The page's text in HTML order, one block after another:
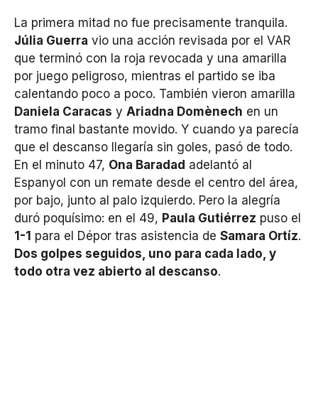
La primera mitad no fue precisamente tranquila.
Júlia Guerra vio una acción revisada por el VAR
que terminó con la roja revocada y una amarilla
por juego peligroso, mientras el partido se iba
calentando poco a poco. También vieron amarilla
Daniela Caracas y Ariadna Domènech en un
tramo final bastante movido. Y cuando ya parecía
que el descanso llegaría sin goles, pasó de todo.
En el minuto 47, Ona Baradad adelantó al
Espanyol con un remate desde el centro del área,
por bajo, junto al palo izquierdo. Pero la alegría
duró poquísimo: en el 49, Paula Gutiérrez puso el
1-1 para el Dépor tras asistencia de Samara Ortíz.
Dos golpes seguidos, uno para cada lado, y
todo otra vez abierto al descanso.